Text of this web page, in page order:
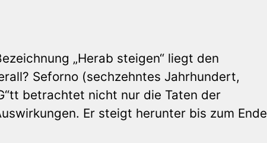
„Herab steigen“ liegt den
Seforno (sechzehntes Jahrhundert,
betrachtet nicht nur die Taten der
Er steigt herunter bis zum Ende